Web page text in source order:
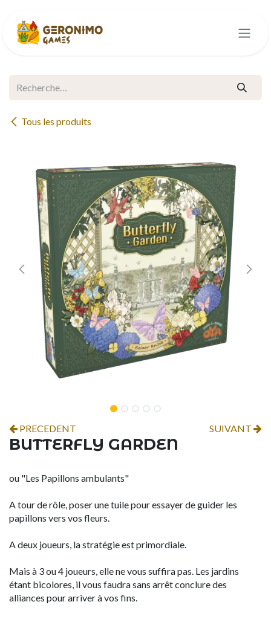
Tous les produits
PRECEDENT SUIVANT
BUTTERFLY GARDEN
ou "Les Papillons ambulants"
A tour de rôle, poser une tuile pour essayer de guider les
papillons vers vos fleurs.
A deux joueurs, la stratégie est primordiale.
Mais à 3 ou 4 joueurs, elle ne vous suffira pas. Les jardins
étant bicolores, il vous faudra sans arrêt conclure des
alliances pour arriver à vos fins.